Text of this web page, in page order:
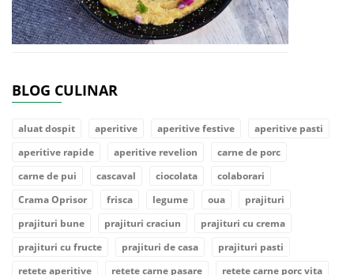
BLOG CULINAR
aluat dospit aperitive aperitive festive
aperitive pasti
aperitive rapide
aperitive revelion
carne de porc
carne de pui
cascaval ciocolata
colaborari
Crama Oprisor
frisca legume oua
prajituri
prajituri bune
prajituri craciun
prajituri cu crema
prajituri cu fructe
prajituri de casa
prajituri pasti
retete aperitive
retete carne pasare
retete carne porc vita